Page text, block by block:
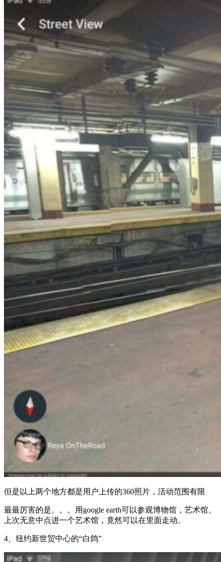
但是以上两个地方都是用户上传的360照片，活动范围有限
最最厉害的是。。。用google earth可以参观博物馆，艺术馆。
上次无意中点进一个艺术馆，竟然可以在里面走动。
4、纽约新世贸中心的“白鸽”